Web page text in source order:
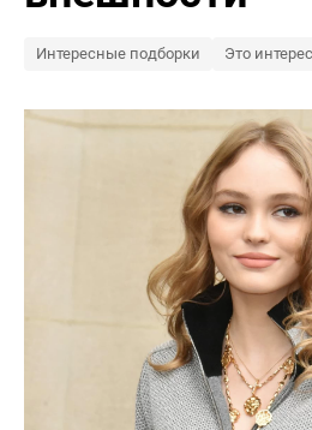
Интересные подборки Это